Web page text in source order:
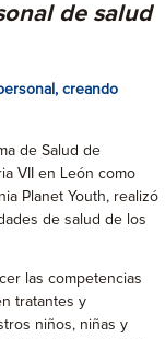
de salud
creando
de Salud de
VII en León como
Planet Youth, realizó
de salud de los
las competencias
tratantes y
niños, niñas y